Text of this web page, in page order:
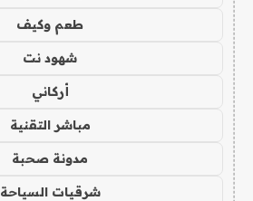
طعم وكيف
شهود نت
أركاني
مباشر التقنية
مدونة صحبة
شرقيات السياحة